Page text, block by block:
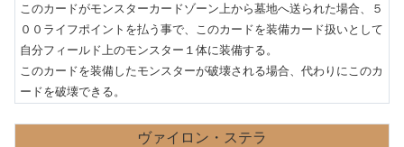
このカードがモンスターカードゾーン上から墓地へ送られた場合、５
００ライフポイントを払う事で、このカードを装備カード扱いとして
自分フィールド上のモンスター１体に装備する。
このカードを装備したモンスターが破壊される場合、代わりにこのカ
ードを破壊できる。
ヴァイロン・ステラ